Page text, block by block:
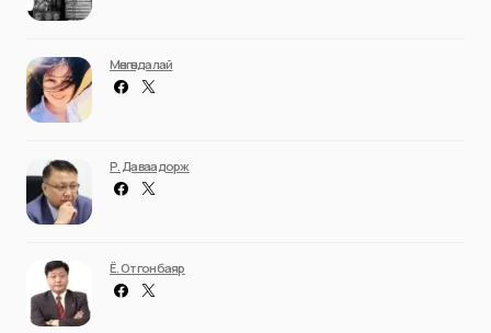
Мөнгөндалай
Р. Даваадорж
Ё. Отгонбаяр